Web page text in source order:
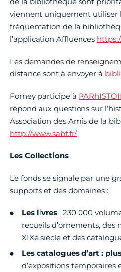
de la bibliothèque sont
viennent uniquement utiliser
fréquentation de la
l’application Affluences
Les demandes de
distance sont à envoyer à
Forney participe à
répond aux questions sur
Association des Amis de la
http://www.sabf.fr/
Les Collections
Le fonds se signale par une
supports et des domaines :
Les livres : 230 000
recueils d’ornements,
XIXe siècle et des
Les catalogues d’art :
d’expositions temporaires